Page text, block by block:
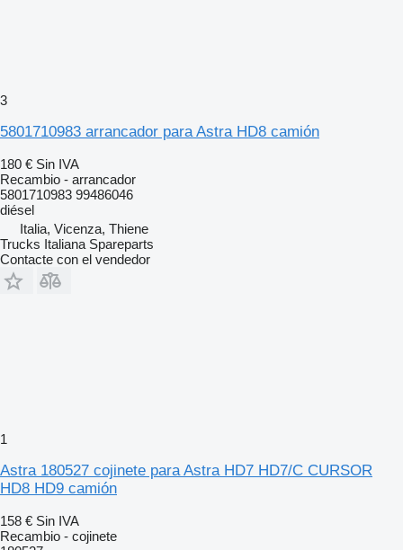
3
5801710983 arrancador para Astra HD8 camión
180 € Sin IVA
Recambio - arrancador
5801710983 99486046
diésel
Italia, Vicenza, Thiene
Trucks Italiana Spareparts
Contacte con el vendedor
1
Astra 180527 cojinete para Astra HD7 HD7/C CURSOR
HD8 HD9 camión
158 € Sin IVA
Recambio - cojinete